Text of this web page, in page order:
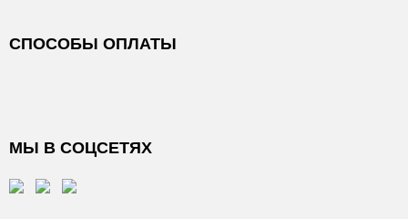
СПОСОБЫ ОПЛАТЫ
МЫ В СОЦСЕТЯХ